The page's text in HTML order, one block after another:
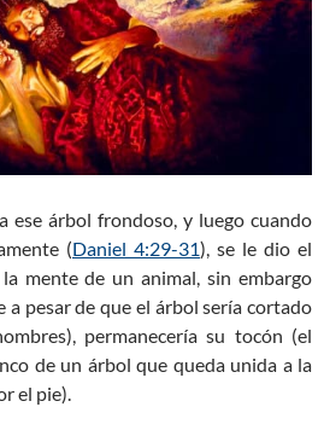
ese árbol frondoso, y luego cuando
(Daniel 4:29-31), se le dio el
mente de un animal, sin embargo
a pesar de que el árbol sería cortado
permanecería su tocón (el
de un árbol que queda unida a la
el pie).